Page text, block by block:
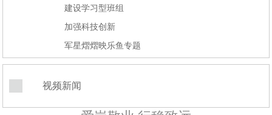
建设学习型班组
加强科技创新
军星熠熠映乐鱼专题
视频新闻